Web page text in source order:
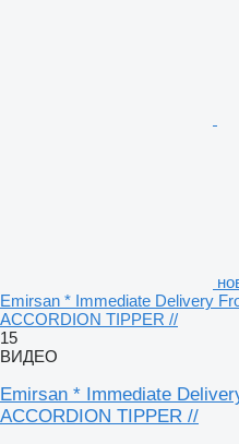
Emirsan * Immediate Delivery
ACCORDION TIPPER //
15
ВИДЕО
Emirsan * Immediate
ACCORDION TIPPER //